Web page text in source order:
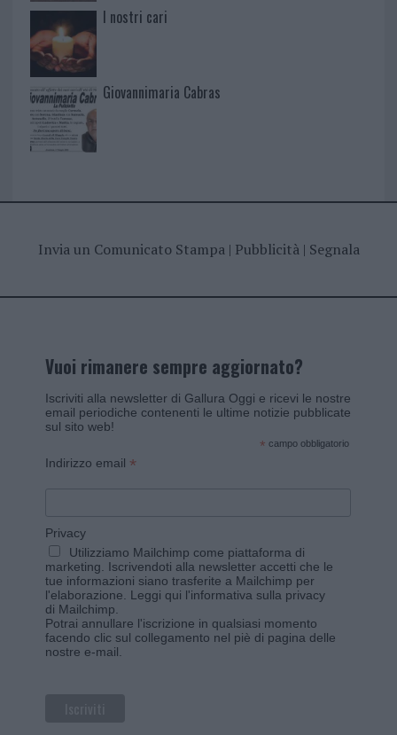
I nostri cari
Giovannimaria Cabras
Invia un Comunicato Stampa| Pubblicità| Segnala
Vuoi rimanere sempre aggiornato?
Iscriviti alla newsletter di Gallura Oggi e ricevi le nostre
email periodiche contenenti le ultime notizie pubblicate
sul sito web!
* campo obbligatorio
Indirizzo email *
Privacy
Utilizziamo Mailchimp come piattaforma di
marketing. Iscrivendoti alla newsletter accetti che le
tue informazioni siano trasferite a Mailchimp per
l'elaborazione. Leggi qui l'informativa sulla privacy
di Mailchimp.
Potrai annullare l'iscrizione in qualsiasi momento
facendo clic sul collegamento nel piè di pagina delle
nostre e-mail.